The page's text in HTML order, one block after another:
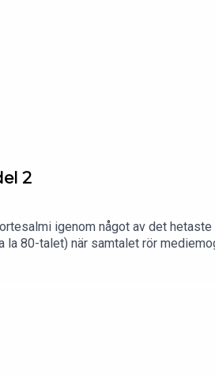
2
igenom något av det
80-talet) när samtalet rör
och alla de andra i Rivals i ett
Har du en fråga eller ett tips